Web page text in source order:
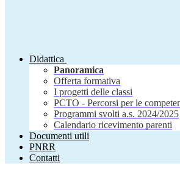
Didattica
Panoramica
Offerta formativa
I progetti delle classi
PCTO - Percorsi per le
Programmi svolti a.s. 2024/2025
Calendario ricevimento parenti
Documenti utili
PNRR
Contatti